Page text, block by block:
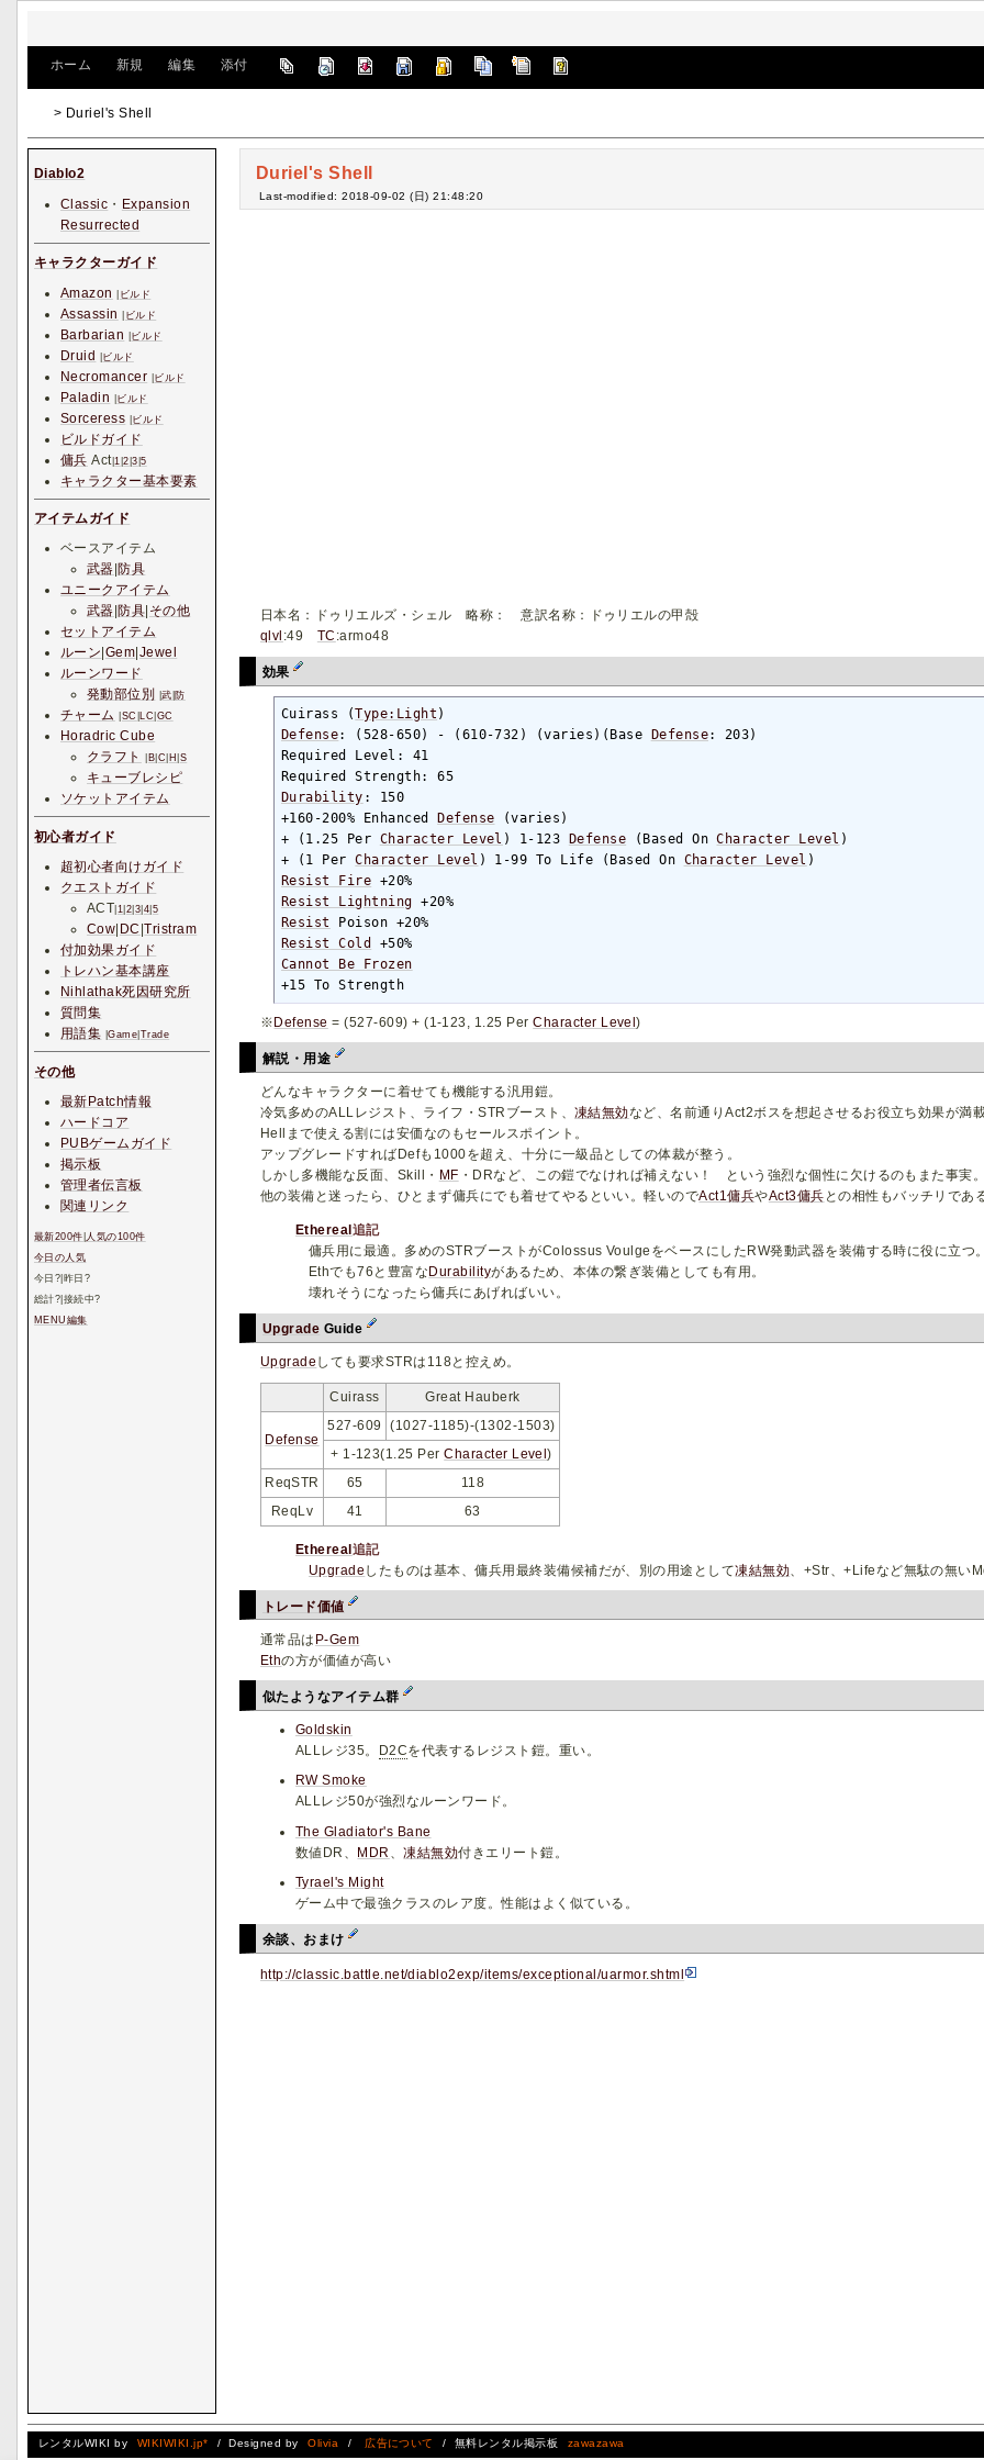
ホーム 新規 編集 添付
> Duriel's Shell
Duriel's Shell
Last-modified: 2018-09-02 (日) 21:48:20
日本名：ドゥリエルズ・シェル 略称： 意訳名称：ドゥリエルの甲殻
qlvl :49 TC :armo48
効果
Cuirass (Type:Light
Defense: (528-650) - (610-732) (varies)(Base Defense: 203)
Required Level: 41
Durability : 150
+160-200% Enhanced Defense (varies)
+ (1.25 Per Character Level ) 1-123 Defense (Based On Character Level )
+ (1 Per Character Level ) 1-99 To Life (Based On Character Level
Resist Fire
Resist Lightning
Resist
Resist Cold
Cannot Be Frozen
+15 To Strength
※ Defense = (527-609) + (1-123, 1.25 PerCharacter Level)
解説・用途
どんなキャラクターに着せても機能する汎用鎧。
冷気多めのALLレジスト、ライフ・STRブースト、 凍結無効など、名前通りAct2ボスを想起させるお役立ち効果が満載
Hellまで使える割には安価なのもセールスポイント。
アップグレードすればDefも1000を超え、十分に一級品としての体裁が整う。
しかし多機能な反面、Skill・ MF ・DRなど、この鎧でなければ補えない！ という強烈な個性に欠けるのもまた事実。
他の装備と迷ったら、ひとまず傭兵にでも着せてやるといい。軽いのでAct1傭兵やAct3傭兵 との相性もバッチリであ
Ethereal 追記
傭兵用に最適。多めのSTRブーストがColossus VoulgeをベースにしたRW発動武器を装備する時に役に立つ。
Ethでも76と豊富な Durabilityがあるため、本体の繋ぎ装備としても有用。
壊れそうになったら傭兵にあげればいい。
Upgrade Guide
Upgrade しても要求STRは118と控えめ。
Cuirass Great Hauberk
Defense
527-609
(1027-1185)-(1302-1503)
+ 1-123(1.25 PerCharacter Level)
ReqSTR
65
118
ReqLv
41 63
Ethereal追記
Upgrade したものは基本、傭兵用最終装備候補だが、別の用途として凍結無効 、+Str、+Lifeなど無駄の無い
トレード価値
通常品は P-Gem
Ethの方が価値が高い
似たようなアイテム群
Goldskin
ALLレジ35。
D2Cを代表するレジスト鎧。重い。
RW Smoke
ALLレジ50が強烈なルーンワード。
The Gladiator's Bane
数値DR、 MDR 、凍結無効付きエリート鎧。
Tyrael's Might
ゲーム中で最強クラスのレア度。性能はよく似ている。
余談、おまけ
http://classic.battle.net/diablo2exp/items/exceptional/uarmor.shtml
Diablo2
Classic ・ Expansion
Resurrected
キャラクターガイド
Amazon
ビルド
Assassin ビルド
Barbarian ビルド
Druid ビルド
Necromancer ビルド
Paladin ビルド
Sorceress ビルド
ビルドガイド
傭兵 Act |1 |2 |3 |5
キャラクター基本要素
アイテムガイド
ベースアイテム
武器 防具
ユニークアイテム
武器 防具 その他
セットアイテム
ルーン Gem Jewel
ルーンワード
発動部位別
|武 防
チャーム SC LC GC
Horadric Cube
クラフト
B C H S
キューブレシピ
ソケットアイテム
初心者ガイド
超初心者向けガイド
クエストガイド
ACT 1 2 3 4 5
Cow DC |Tristram
付加効果ガイド
トレハン基本講座
Nihlathak死因研究所
質問集
用語集 |Game Trade
その他
最新Patch情報
ハードコア
PUBゲームガイド
掲示板
管理者伝言板
関連リンク
最新200件 人気の100件
今日の人気
今日 ? |昨日 ?
総計? |接続中?
MENU編集
レンタルWIKI by WIKIWIKI.jp* / Designed by Olivia / 広告について / 無料レンタル掲示板 zawazawa